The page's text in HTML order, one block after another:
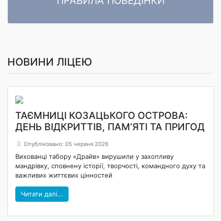
НОВИНИ ЛІЦЕЮ
ТАЄМНИЦІ КОЗАЦЬКОГО ОСТРОВА:
ДЕНЬ ВІДКРИТТІВ, ПАМ’ЯТІ ТА ПРИГОД
Опубліковано: 05 червня 2026
Вихованці табору «Драйв» вирушили у захопливу
мандрівку, сповнену історії, творчості, командного духу та
важливих життєвих цінностей
Читати далі...